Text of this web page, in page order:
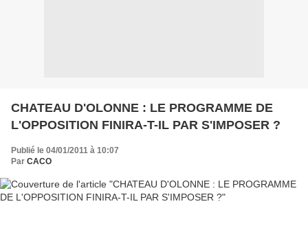
CHATEAU D'OLONNE : LE PROGRAMME DE
L'OPPOSITION FINIRA-T-IL PAR S'IMPOSER ?
Publié le 04/01/2011 à 10:07
Par CACO